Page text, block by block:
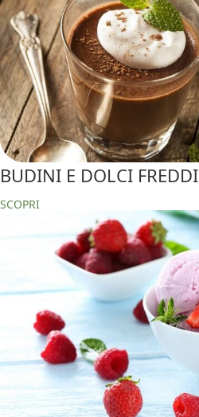
BUDINI E DOLCI FREDDI
SCOPRI